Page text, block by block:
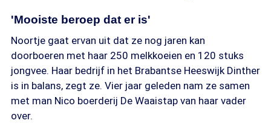
'Mooiste beroep dat er is'
Noortje gaat ervan uit dat ze nog jaren kan
doorboeren met haar 250 melkkoeien en 120 stuks
jongvee. Haar bedrijf in het Brabantse Heeswijk Dinther
is in balans, zegt ze. Vier jaar geleden nam ze samen
met man Nico boerderij De Waaistap van haar vader
over.